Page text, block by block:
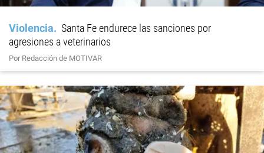
Violencia
Santa Fe endurece las sanciones por
agresiones a veterinarios
Por Redacción de MOTIVAR